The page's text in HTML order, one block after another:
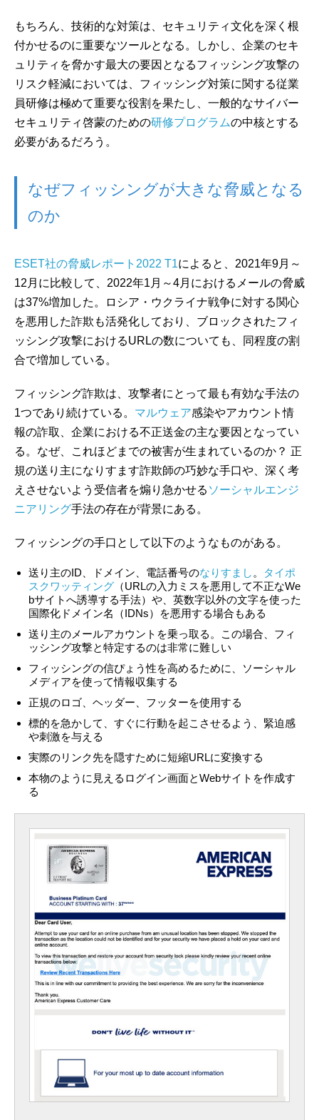
もちろん、技術的な対策は、セキュリティ文化を深く根
付かせるのに重要なツールとなる。しかし、企業のセキ
ュリティを脅かす最大の要因となるフィッシング攻撃の
リスク軽減においては、フィッシング対策に関する従業
員研修は極めて重要な役割を果たし、一般的なサイバー
セキュリティ啓蒙のための研修プログラムの中核とする
必要があるだろう。
なぜフィッシングが大きな脅威となる
のか
ESET社の脅威レポート2022 T1によると、2021年9月～
12月に比較して、2022年1月～4月におけるメールの脅威
は37%増加した。ロシア・ウクライナ戦争に対する関心
を悪用した詐欺も活発化しており、ブロックされたフィ
ッシング攻撃におけるURLの数についても、同程度の割
合で増加している。
フィッシング詐欺は、攻撃者にとって最も有効な手法の
1つであり続けている。 マルウェア感染やアカウント情
報の詐取、企業における不正送金の主な要因となってい
る。なぜ、これほどまでの被害が生まれているのか？ 正
規の送り主になりすます詐欺師の巧妙な手口や、深く考
えさせないよう受信者を煽り急かせる ソーシャルエンジ
ニアリング手法の存在が背景にある。
フィッシングの手口として以下のようなものがある。
送り主のID、ドメイン、電話番号のなりすまし 。
タイポ
スクワッティング （URLの入力ミスを悪用して不正なWe
bサイトへ誘導する手法）や、英数字以外の文字を使った
国際化ドメイン名（IDNs）を悪用する場合もある
送り主のメールアカウントを乗っ取る。この場合、フィ
ッシング攻撃と特定するのは非常に難しい
フィッシングの信ぴょう性を高めるために、ソーシャル
メディアを使って情報収集する
正規のロゴ、ヘッダー、フッターを使用する
標的を急かして、すぐに行動を起こさせるよう、緊迫感
や刺激を与える
実際のリンク先を隠すために短縮URLに変換する
本物のように見えるログイン画面とWebサイトを作成す
る